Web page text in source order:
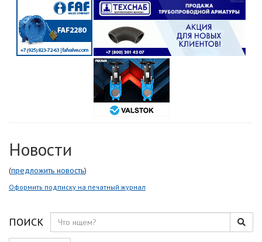
Новости
(предложить новость)
Оформить подписку на печатный журнал
ПОИСК